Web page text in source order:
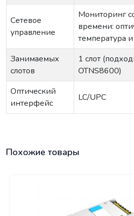
Сетевое
управление
Мониторинг
времени:
температура
Занимаемых
слотов
1 слот
OTNS8600)
Оптический
интерфейс
LC/UPC
Похожие товары